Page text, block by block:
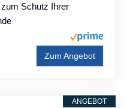
Schutz Ihrer
Zum Angebot
ANGEBOT